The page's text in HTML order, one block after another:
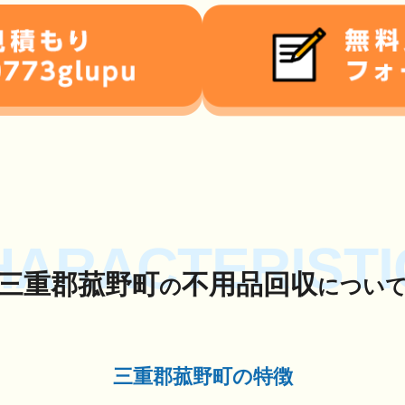
重郡菰野町の不用品回収につい
三重郡菰野町の特徴